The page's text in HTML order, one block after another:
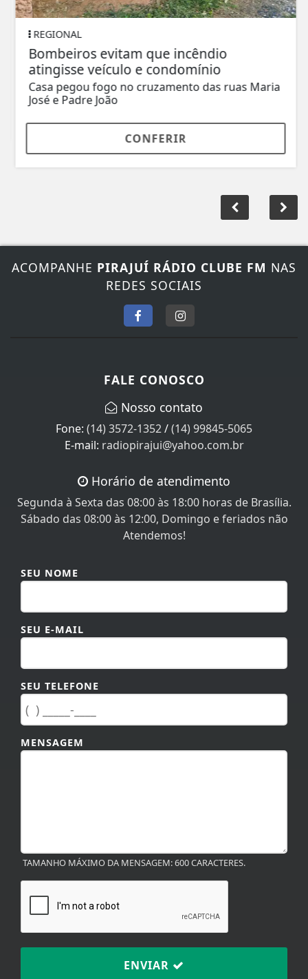
REGIONAL
Bombeiros evitam que incêndio
atingisse veículo e condomínio
Casa pegou fogo no cruzamento das ruas Maria
José e Padre João
CONFERIR
ACOMPANHE PIRAJUÍ RÁDIO CLUBE FM NAS
REDES SOCIAIS
FALE CONOSCO
Nosso contato
Fone: (14) 3572-1352/(14) 99845-5065
E-mail: radiopirajui@yahoo.com.br
Horário de atendimento
Segunda à Sexta das 08:00 às 18:00 horas de Brasília.
Sábado das 08:00 às 12:00, Domingo e feriados não
Atendemos!
SEU NOME
SEU E-MAIL
SEU TELEFONE
MENSAGEM
TAMANHO MÁXIMO DA MENSAGEM: 600 CARACTERES.
ENVIAR